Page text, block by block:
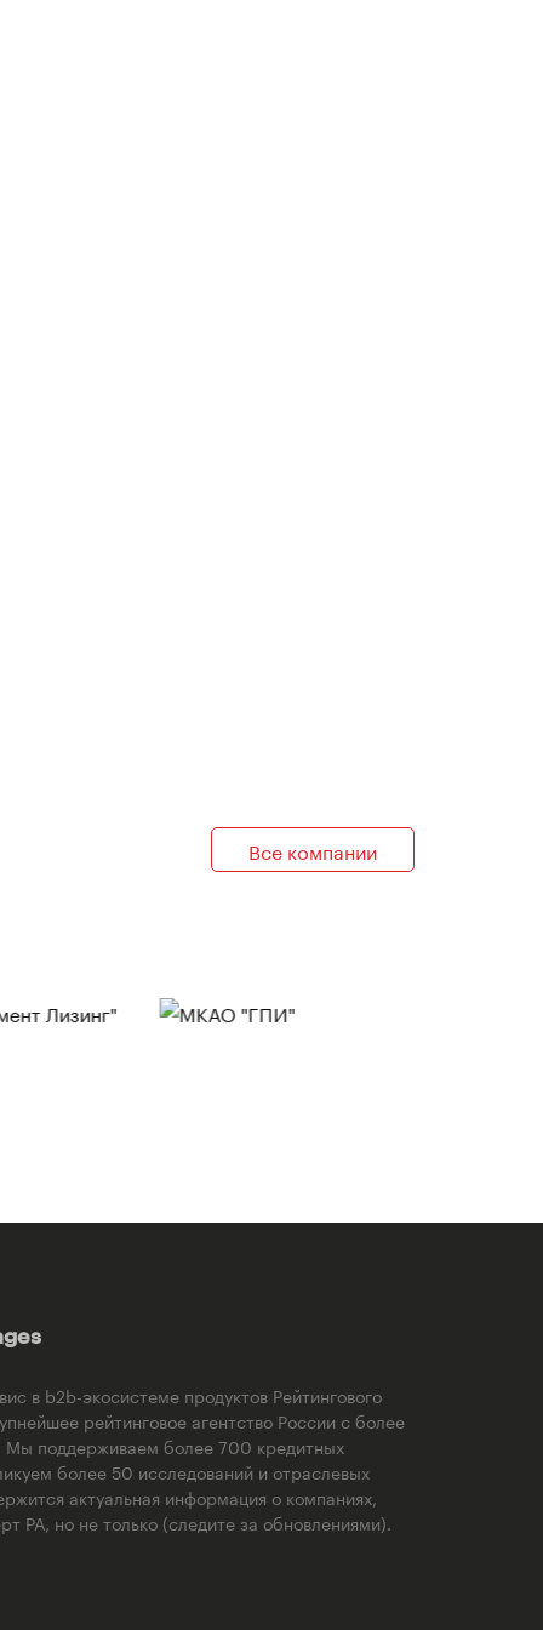
Все компании
в b2b-экосистеме продуктов Рейтингового
рейтинговое агентство России с более
Мы поддерживаем более 700 кредитных
более 50 исследований и отраслевых
актуальная информация о компаниях,
РА, но не только (следите за обновлениями).